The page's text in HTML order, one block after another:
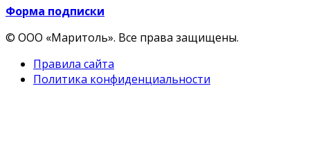
Форма подписки
© ООО «Маритоль». Все права защищены.
Правила сайта
Политика конфиденциальности